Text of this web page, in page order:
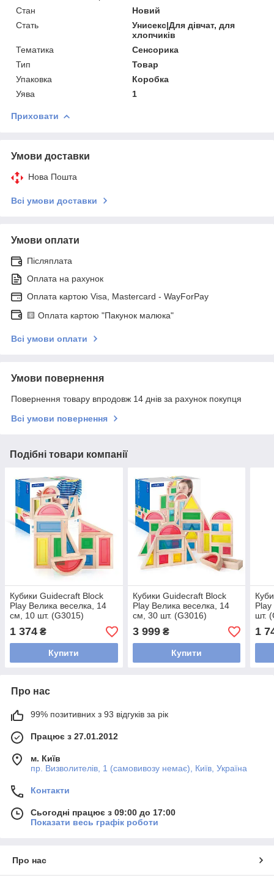
Стан
Новий
Стать
Унисекс|Для дівчат, для
хлопчиків
Тематика
Сенсорика
Тип
Товар
Упаковка
Коробка
Уява
1
Приховати
Умови доставки
Нова Пошта
Всі умови доставки
Умови оплати
Післяплата
Оплата на рахунок
Оплата картою Visa, Mastercard - WayForPay
🟨 Оплата картою "Пакунок малюка"
Всі умови оплати
Умови повернення
Повернення товару впродовж 14 днів за рахунок покупця
Всі умови повернення
Подібні товари компанії
Кубики Guidecraft Block
Play Велика веселка, 14
см, 10 шт. (G3015)
1 374 ₴
Купити
Кубики Guidecraft Block
Play Велика веселка, 14
см, 30 шт. (G3016)
3 999₴
Купити
шт.
1
Про нас
99% позитивних з 93 відгуків за рік
Працює з 27.01.2012
м. Київ
пр. Визволителів, 1 (самовивозу немає), Київ, Україна
Контакти
Сьогодні працює з 09:00 до 17:00
Показати весь графік роботи
Про нас